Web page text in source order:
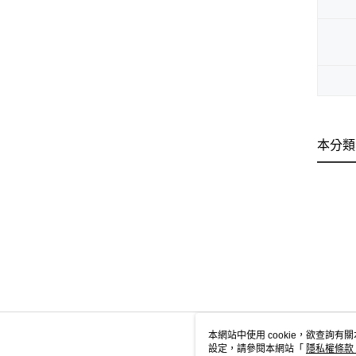
本分
本網站中使用 cookie，欲查詢有
設定，請參閱本網站「 隱私權條款